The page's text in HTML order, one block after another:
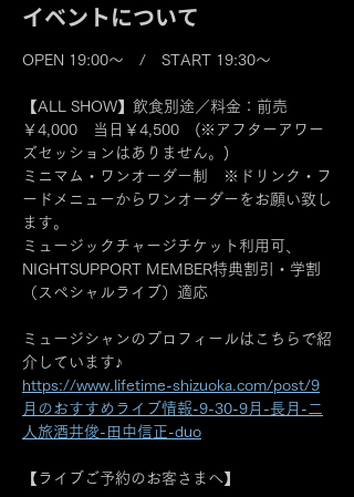
イベントについて
OPEN 19:00～　/　START 19:30～
【ALL SHOW】飲食別途／料金：前売
￥4,000　当日￥4,500　(※アフターアワー
ズセッションはありません。)
ミニマム・ワンオーダー制　※ドリンク・フ
ードメニューからワンオーダーをお願い致し
ます。
ミュージックチャージチケット利用可、
NIGHTSUPPORT MEMBER特典割引・学割
（スペシャルライブ）適応
ミュージシャンのプロフィールはこちらで紹
介しています♪
https://www.lifetime-shizuoka.com/post/9
月のおすすめライブ情報-9-30-9月-長月-二
人旅酒井俊-田中信正-duo
【ライブご予約のお客さまへ】